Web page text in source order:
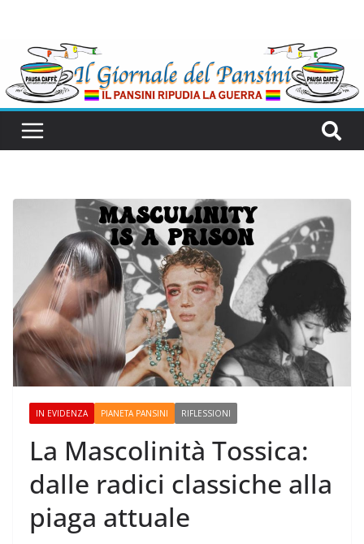
IN EVIDENZA PIANETA PANSINI RIFLESSIONI
La Mascolinità Tossica:
dalle radici classiche alla
piaga attuale